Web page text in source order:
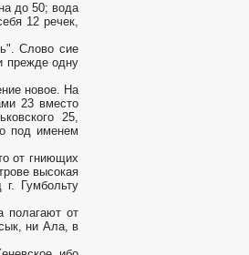
до 50; вода
12 речек,
Слово сие
прежде одну
новое. На
23 вместо
25,
под именем
от гниющих
высокая
Гумбольту
полагают от
ни Ала, в